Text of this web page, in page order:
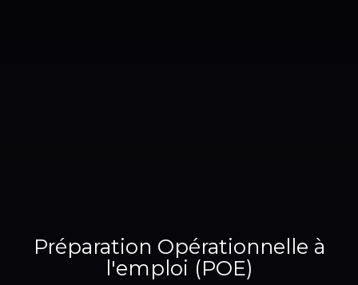
Préparation Opérationnelle à
l'emploi (POE)